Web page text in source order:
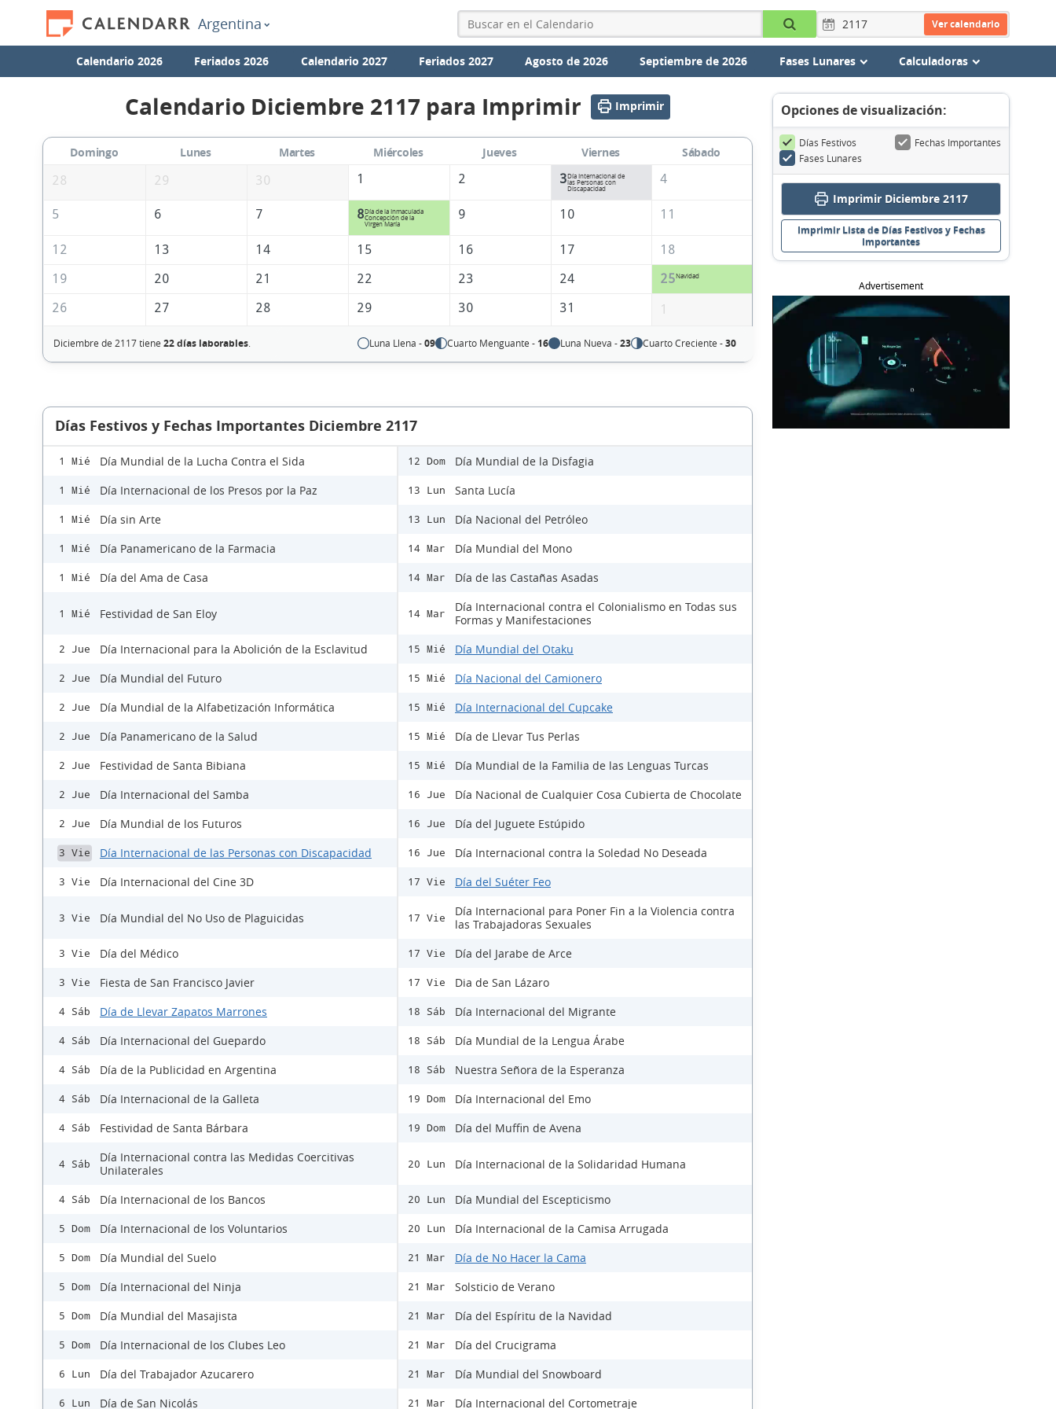
Argentina Ver calendario
Calendario 2026 Feriados 2026 Calendario 2027 Feriados 2027 Agosto de 2026 Septiembre de 2026 Fases Lunares Calculadoras
Calendario Diciembre 2117 para Imprimir Imprimir
Domingo Lunes Martes Miércoles Jueves Viernes
Sábado
28
29 30 1 2 3Día Internacional de
las Personas con
Discapacidad
4
5 6 7 8Día de la Inmaculada
Concepción de la
Virgen María
9 10 11
12 13 14 15 16 17
18
19
20 21 22 23 24 25Navidad
26 27 28 29 30 31 1
Diciembre de 2117 tiene 22 días laborables. Luna Llena -09 Cuarto Menguante - 16 Luna Nueva -23 Cuarto Creciente -30
Días Festivos y Fechas Importantes Diciembre 2117
1 Mié Día Mundial de la Lucha Contra el Sida
1 Mié Día Internacional de los Presos por la Paz
1 Mié Día sin Arte
1 Mié Día Panamericano de la Farmacia
1 Mié Día del Ama de Casa
1 Mié Festividad de San Eloy
2 Jue Día Internacional para la Abolición de la Esclavitud
2 Jue Día Mundial del Futuro
2 Jue Día Mundial de la Alfabetización Informática
2 Jue Día Panamericano de la Salud
2 Jue Festividad de Santa Bibiana
2 Jue Día Internacional del Samba
2 Jue Día Mundial de los Futuros
3 Vie Día Internacional de las Personas con Discapacidad
3 Vie Día Internacional del Cine 3D
3 Vie Día Mundial del No Uso de Plaguicidas
3 Vie Día del Médico
3 Vie Fiesta de San Francisco Javier
4 Sáb Día de Llevar Zapatos Marrones
4 Sáb Día Internacional del Guepardo
4 Sáb Día de la Publicidad en Argentina
4 Sáb Día Internacional de la Galleta
4 Sáb Festividad de Santa Bárbara
4 Sáb
Día Internacional contra las Medidas Coercitivas
Unilaterales
4 Sáb Día Internacional de los Bancos
5 Dom Día Internacional de los Voluntarios
5 Dom Día Mundial del Suelo
5 Dom Día Internacional del Ninja
5 Dom Día Mundial del Masajista
5 Dom Día Internacional de los Clubes Leo
6 Lun Día del Trabajador Azucarero
6 Lun Día de San Nicolás
12 Dom Día Mundial de la Disfagia
13 Lun Santa Lucía
13 Lun Día Nacional del Petróleo
14 Mar Día Mundial del Mono
14 Mar Día de las Castañas Asadas
14 Mar
Día Internacional contra el Colonialismo en Todas sus
Formas y Manifestaciones
15 Mié Día Mundial del Otaku
15 Mié Día Nacional del Camionero
15 Mié Día Internacional del Cupcake
15 Mié Día de Llevar Tus Perlas
15 Mié Día Mundial de la Familia de las Lenguas Turcas
16 Jue Día Nacional de Cualquier Cosa Cubierta de Chocolate
16 Jue Día del Juguete Estúpido
16 Jue Día Internacional contra la Soledad No Deseada
17 Vie Día del Suéter Feo
17 Vie
Día Internacional para Poner Fin a la Violencia contra
las Trabajadoras Sexuales
17 Vie Día del Jarabe de Arce
17 Vie Dia de San Lázaro
18 Sáb Día Internacional del Migrante
18 Sáb Día Mundial de la Lengua Árabe
18 Sáb Nuestra Señora de la Esperanza
19 Dom Día Internacional del Emo
19 Dom Día del Muffin de Avena
20 Lun Día Internacional de la Solidaridad Humana
20 Lun Día Mundial del Escepticismo
20 Lun Día Internacional de la Camisa Arrugada
21 Mar Día de No Hacer la Cama
21 Mar Solsticio de Verano
21 Mar Día del Espíritu de la Navidad
21 Mar Día del Crucigrama
21 Mar Día Mundial del Snowboard
21 Mar Día Internacional del Cortometraje
Opciones de visualización:
Días Festivos
Fechas Importantes
Fases Lunares
Imprimir Diciembre 2117
Imprimir Lista de Días Festivos y Fechas
Importantes
Advertisement